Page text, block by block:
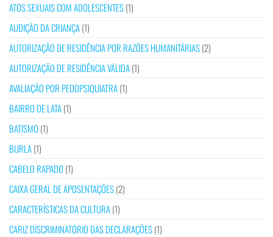
ATOS SEXUAIS COM ADOLESCENTES(1)
AUDIÇÃO DA CRIANÇA(1)
AUTORIZAÇÃO DE RESIDÊNCIA POR RAZÕES HUMANITÁRIAS(2)
AUTORIZAÇÃO DE RESIDÊNCIA VÁLIDA(1)
AVALIAÇÃO POR PEDOPSIQUIATRA(1)
BAIRRO DE LATA(1)
BATISMO (1)
BURLA(1)
CABELO RAPADO (1)
CAIXA GERAL DE APOSENTAÇÕES(2)
CARACTERÍSTICAS DA CULTURA(1)
CARIZ DISCRIMINATÓRIO DAS DECLARAÇÕES(1)